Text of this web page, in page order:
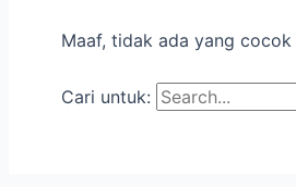
Maaf, tidak ada yang
Cari untuk: